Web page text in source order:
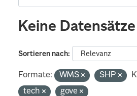
Keine
Sortieren nach
Formate: WMS SHP
tech
gove